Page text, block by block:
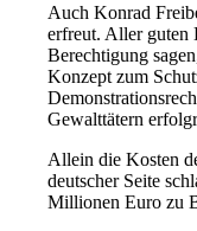
Auch Konrad
erfreut. Aller guten
Berechtigung
Konzept zum
Gewalttätern
Allein die Kosten
deutscher Seite
Millionen Euro zu